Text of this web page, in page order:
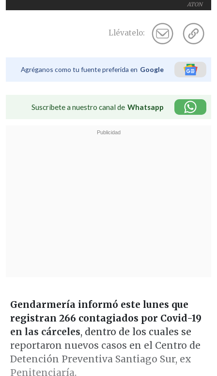
ATON
Llévatelo:
Agréganos como tu fuente preferida en Google
Suscríbete a nuestro canal de Whatsapp
Gendarmería informó este lunes que
registran 266 contagiados por Covid-19
en las cárceles, dentro de los cuales se
reportaron nuevos casos en el Centro de
Detención Preventiva Santiago Sur, ex
Penitenciaría.